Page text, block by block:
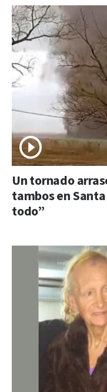
Un tornado
tambos en
todo”